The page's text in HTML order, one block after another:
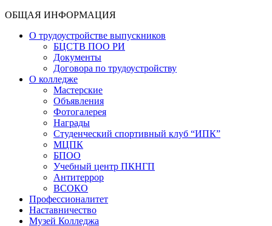
ОБЩАЯ ИНФОРМАЦИЯ
О трудоустройстве выпускников
БЦСТВ ПОО РИ
Документы
Договора по трудоустройству
О колледже
Мастерские
Объявления
Фотогалерея
Награды
Студенческий спортивный клуб “ИПК”
МЦПК
БПОО
Учебный центр ПКНГП
Антитеррор
ВСОКО
Профессионалитет
Наставничество
Музей Колледжа